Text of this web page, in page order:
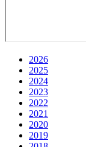
2026
2025
2024
2023
2022
2021
2020
2019